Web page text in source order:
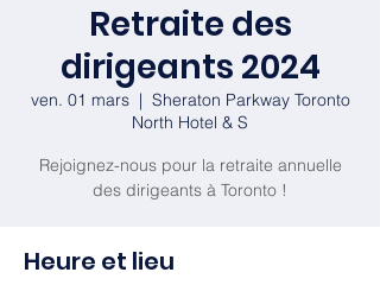
Retraite des
dirigeants 2024
ven. 01 mars
  |
Sheraton Parkway Toronto
North Hotel & S
Rejoignez-nous pour la retraite annuelle
des dirigeants à Toronto !
Heure et lieu